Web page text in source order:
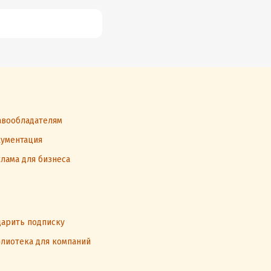
для бизнеса
подписку
для компаний